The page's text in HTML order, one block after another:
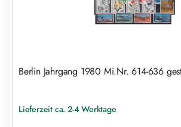
Berlin Jahrgang 1980 Mi.Nr. 614-636
Lieferzeit ca. 2-4 Werktage